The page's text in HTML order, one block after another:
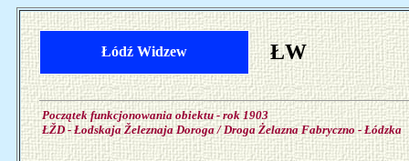
Łódź Widzew ŁW
Początek funkcjonowania obiektu - rok 1903
ŁŽD - Łodskaja Železnaja Doroga / Droga Żelazna Fabryczno - Łódzka